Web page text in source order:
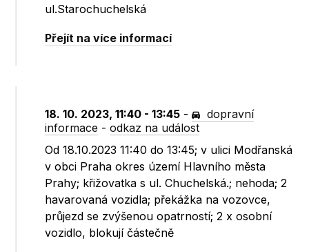
ul.Starochuchelská
Přejít na více informací
18. 10. 2023, 11:40 - 13:45 -
dopravní
informace -odkaz na událost
Od 18.10.2023 11:40 do 13:45; v ulici Modřanská
v obci Praha okres území Hlavního města
Prahy; křižovatka s ul. Chuchelská.; nehoda; 2
havarovaná vozidla; překážka na vozovce,
průjezd se zvýšenou opatrností; 2 x osobní
vozidlo, blokují částečně